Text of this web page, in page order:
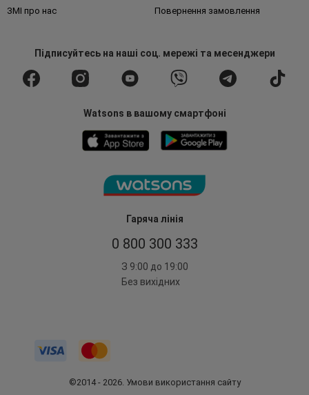
Гаряча лінія
0 800 300 333
З 9:00 до 19:00
Без вихідних
ЗМІ про нас Повернення замовлення
Підписуйтесьна наші соц. мережі та месенджери
Watsons в вашому смартфоні
©2014 - 2026. Умови використання сайту